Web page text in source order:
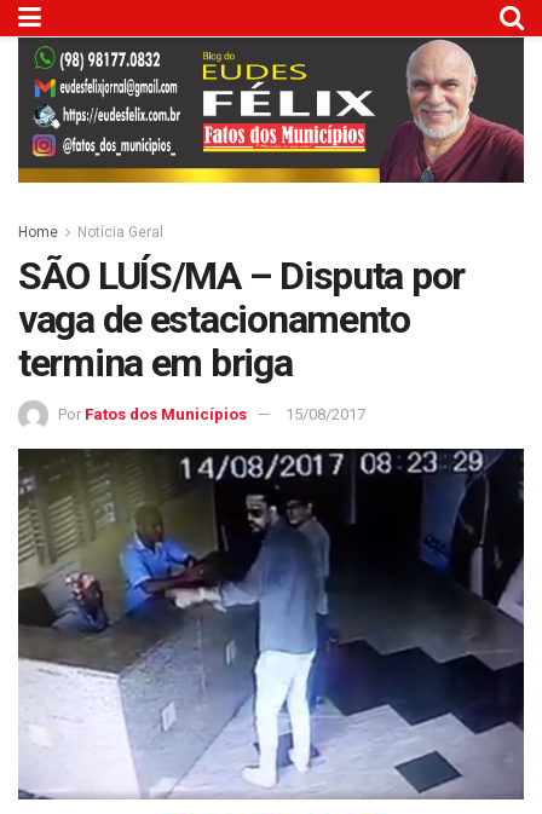
Home Notícia Geral
SÃO LUÍS/MA – Disputa por
vaga de estacionamento
termina em briga
Por Fatos dos Municípios 15/08/2017